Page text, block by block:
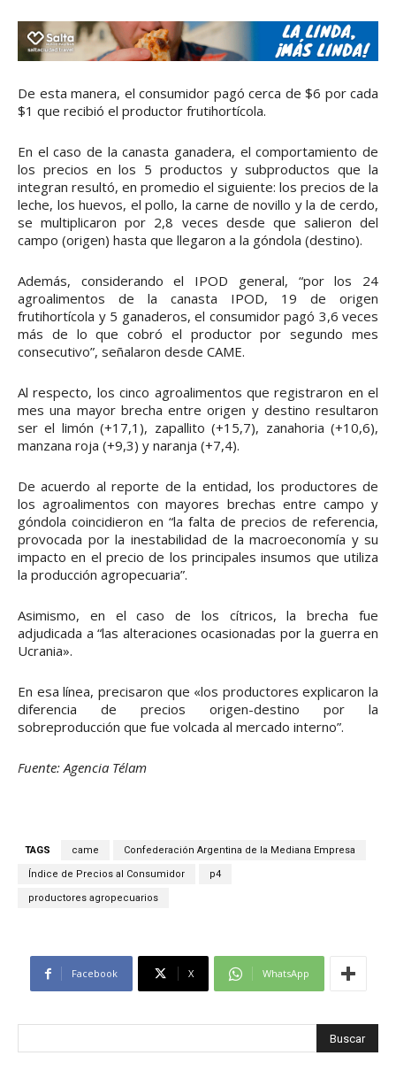
De esta manera, el consumidor pagó cerca de $6 por cada
$1 que recibió el productor frutihortícola.
En el caso de la canasta ganadera, el comportamiento de
los precios en los 5 productos y subproductos que la
integran resultó, en promedio el siguiente: los precios de la
leche, los huevos, el pollo, la carne de novillo y la de cerdo,
se multiplicaron por 2,8 veces desde que salieron del
campo (origen) hasta que llegaron a la góndola (destino).
Además, considerando el IPOD general, “por los 24
agroalimentos de la canasta IPOD, 19 de origen
frutihortícola y 5 ganaderos, el consumidor pagó 3,6 veces
más de lo que cobró el productor por segundo mes
consecutivo”, señalaron desde CAME.
Al respecto, los cinco agroalimentos que registraron en el
mes una mayor brecha entre origen y destino resultaron
ser el limón (+17,1), zapallito (+15,7), zanahoria (+10,6),
manzana roja (+9,3) y naranja (+7,4).
De acuerdo al reporte de la entidad, los productores de
los agroalimentos con mayores brechas entre campo y
góndola coincidieron en “la falta de precios de referencia,
provocada por la inestabilidad de la macroeconomía y su
impacto en el precio de los principales insumos que utiliza
la producción agropecuaria”.
Asimismo, en el caso de los cítricos, la brecha fue
adjudicada a “las alteraciones ocasionadas por la guerra en
Ucrania».
En esa línea, precisaron que «los productores explicaron la
diferencia de precios origen-destino por la
sobreproducción que fue volcada al mercado interno”.
Fuente: Agencia Télam
TAGS came Confederación Argentina de la Mediana Empresa
Índice de Precios al Consumidor p4
productores agropecuarios
Facebook X WhatsApp